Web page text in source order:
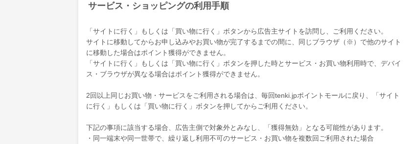
サービス・ショッピングの利用手順
「サイトに行く」もしくは「買い物に行く」ボタンから広告主サイトを訪問し、ご利用ください。
サイトに移動してからお申し込みやお買い物が完了するまでの間に、同じブラウザ（※）で他のサイト
に移動した場合はポイント獲得ができません。
「サイトに行く」もしくは「買い物に行く」ボタンを押した時とサービス・お買い物利用時で、デバイ
ス・ブラウザが異なる場合はポイント獲得ができません。
2回以上同じお買い物・サービスをご利用される場合は、毎回tenki.jpポイントモールに戻り、「サイト
に行く」もしくは「買い物に行く」ボタンを押してからご利用ください。
下記の事項に該当する場合、広告主側で対象外とみなし、「獲得無効」となる可能性があります。
・同一端末や同一世帯で、繰り返し利用不可のサービス・お買い物を複数回ご利用された場合